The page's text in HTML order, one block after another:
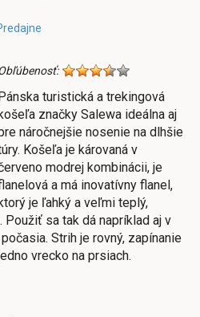
turistická a trekingová
značky Salewa ideálna aj
náročnejšie nosenie na dlhšie
Košeľa je károvaná v
modrej kombinácii, je
a má inovatívny flanel,
je ľahký a veľmi teplý,
sa tak dá napríklad aj v
Strih je rovný, zapínanie
vrecko na prsiach.